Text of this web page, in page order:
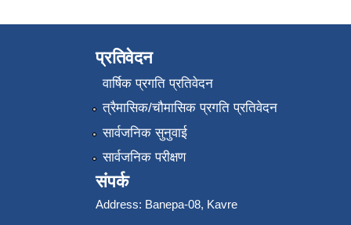
प्रतिवेदन
वार्षिक प्रगति प्रतिवेदन
त्रैमासिक/चौमासिक प्रगति प्रतिवेदन
सार्वजनिक सुनुवाई
सार्वजनिक परीक्षण
संपर्क
Address: Banepa-08, Kavre